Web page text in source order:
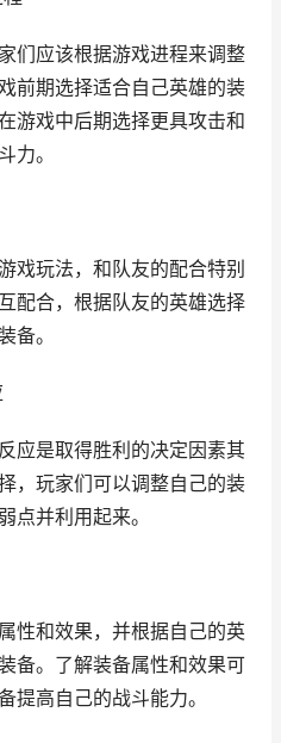
们应该根据游戏进程来调整
前期选择适合自己英雄的装
游戏中后期选择更具攻击和
力。
戏玩法，和队友的配合特别
配合，根据队友的英雄选择
备。
应是取得胜利的决定因素其
，玩家们可以调整自己的装
点并利用起来。
性和效果，并根据自己的英
备。了解装备属性和效果可
提高自己的战斗能力。